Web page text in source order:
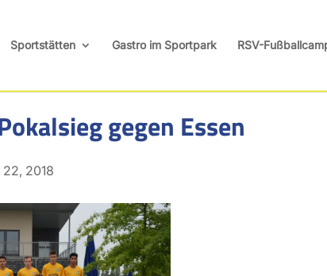
Sportstätten Gastro im Sportpark RSV-
gegen Essen
2018